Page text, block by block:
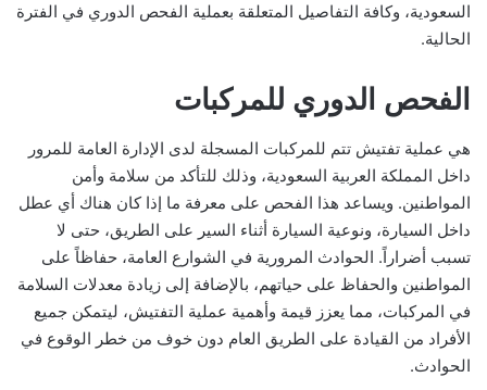
السعودية، وكافة التفاصيل المتعلقة بعملية الفحص الدوري في الفترة
الحالية.
الفحص الدوري للمركبات
هي عملية تفتيش تتم للمركبات المسجلة لدى الإدارة العامة للمرور
داخل المملكة العربية السعودية، وذلك للتأكد من سلامة وأمن
المواطنين. ويساعد هذا الفحص على معرفة ما إذا كان هناك أي عطل
داخل السيارة، ونوعية السيارة أثناء السير على الطريق، حتى لا
تسبب أضراراً. الحوادث المرورية في الشوارع العامة، حفاظاً على
المواطنين والحفاظ على حياتهم، بالإضافة إلى زيادة معدلات السلامة
في المركبات، مما يعزز قيمة وأهمية عملية التفتيش، ليتمكن جميع
الأفراد من القيادة على الطريق العام دون خوف من خطر الوقوع في
الحوادث.